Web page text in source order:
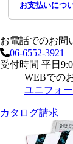
お支払いにつ
お電話でのお問
06-6552-3921
受付時間 平日
WEBでの
ユニフォ
カタログ請求